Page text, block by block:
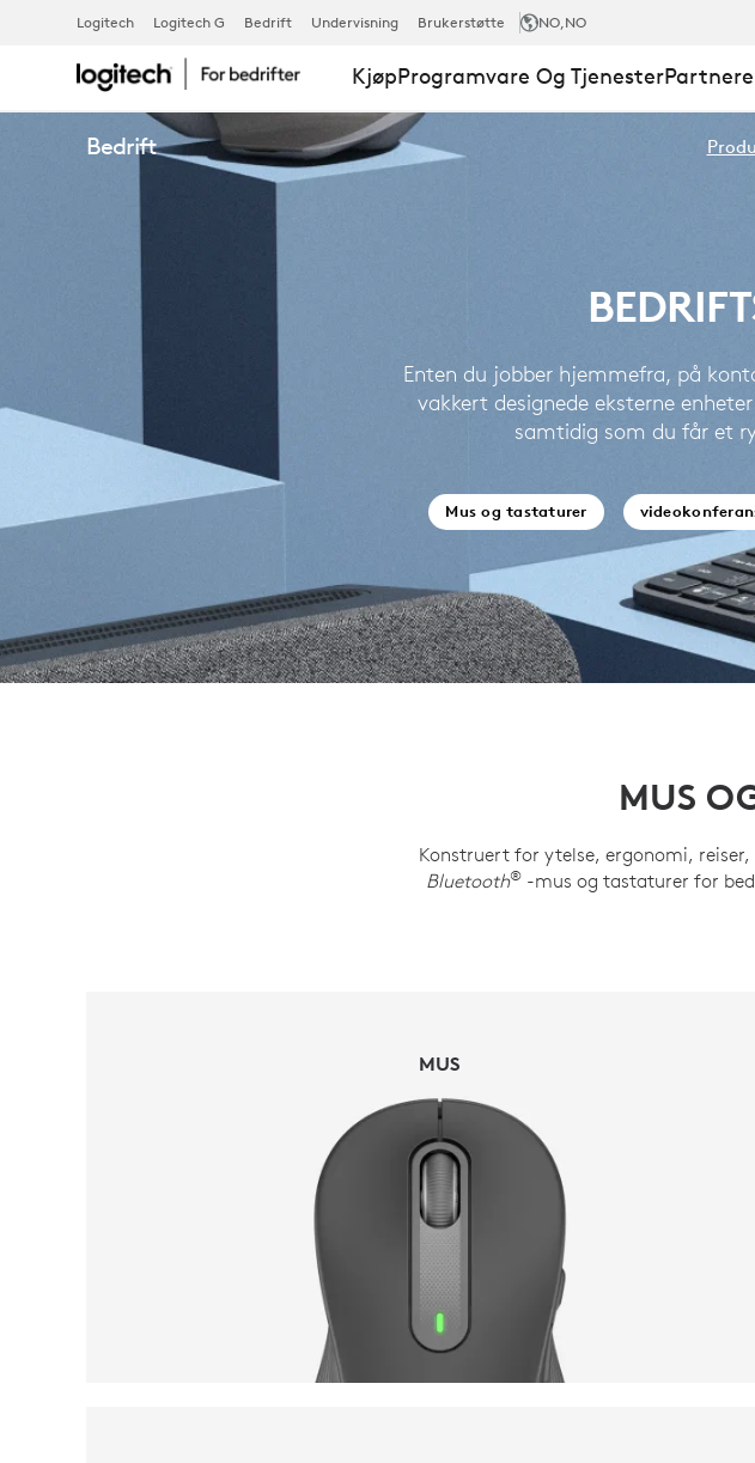
Logitech Logitech G Bedrift Undervisning Brukerstøtte NO,NO
KjøpProgramvare Og TjenesterPartnere
Bedrift
Enten du jobber hjemmefra, på
vakkert designede eksterne
samtidig som du får et
Mus og tastaturer
MUS
Konstruert for ytelse, ergonomi,
Bluetooth®-mus og tastaturer for
MUS
MUS